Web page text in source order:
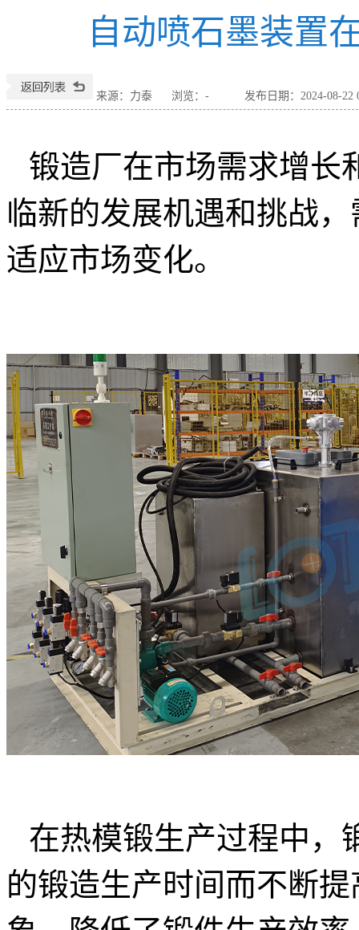
自动喷石墨装置
来源：力泰 浏览： - 发布日期：2024-08-22
锻造厂在市场需求增长
临新的发展机遇和挑战
适应市场变化。
在热模锻生产过程中，
的锻造生产时间而不断